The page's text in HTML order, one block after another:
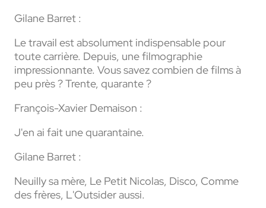
Gilane Barret :
Le travail est absolument indispensable pour
toute carrière. Depuis, une filmographie
impressionnante. Vous savez combien de films à
peu près ? Trente, quarante ?
François-Xavier Demaison :
J'en ai fait une quarantaine.
Gilane Barret :
Neuilly sa mère, Le Petit Nicolas, Disco, Comme
des frères, L'Outsider aussi.